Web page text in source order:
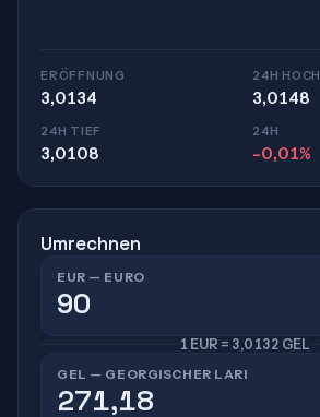
ERÖFFNUNG
3,0134
24H HOCH
3,0148
24H TIEF
3,0108
24H
-0,01%
Umrechnen
EUR — EURO
1 EUR = 3,0132 GEL
GEL — GEORGISCHER LARI